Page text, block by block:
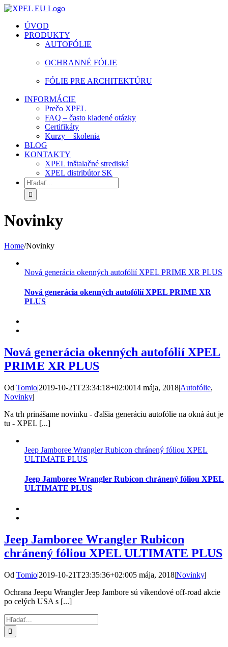
Skip
content
facebook
instagram
youtube
ÚVOD
PRODUKTY
AUTOFÓLIE
OCHRANNÉ FÓLIE
FÓLIE PRE ARCHITEKTÚRU
INFORMÁCIE
Prečo XPEL
FAQ – často kladené otázky
Certifikáty
Kurzy – školenia
BLOG
KONTAKTY
XPEL inštalačné strediská
XPEL distribútor SK
Hľadať:
Novinky
Home/Novinky
Nová generácia okenných autofólií XPEL PRIME XR PLUS
Nová generácia okenných autofólií XPEL PRIME XR
PLUS
Nová generácia okenných autofólií XPEL
PRIME XR PLUS
Od Tomio|2019-10-21T23:34:18+02:0014 mája, 2018|Autofólie,
Novinky|
Na trh prinášame novinku - ďalšia generáciu autofólie na okná áut je
tu - XPEL [...]
Jeep Jamboree Wrangler Rubicon chránený fóliou XPEL
ULTIMATE PLUS
Jeep Jamboree Wrangler Rubicon chránený fóliou XPEL
ULTIMATE PLUS
Jeep Jamboree Wrangler Rubicon
chránený fóliou XPEL ULTIMATE PLUS
Od Tomio|2019-10-21T23:35:36+02:005 mája, 2018|Novinky|
Ochrana Jeepu Wrangler Jeep Jambore sú víkendové off-road akcie
po celých USA s [...]
Hľadať: